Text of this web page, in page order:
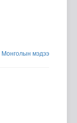
Moнголын мэдээ